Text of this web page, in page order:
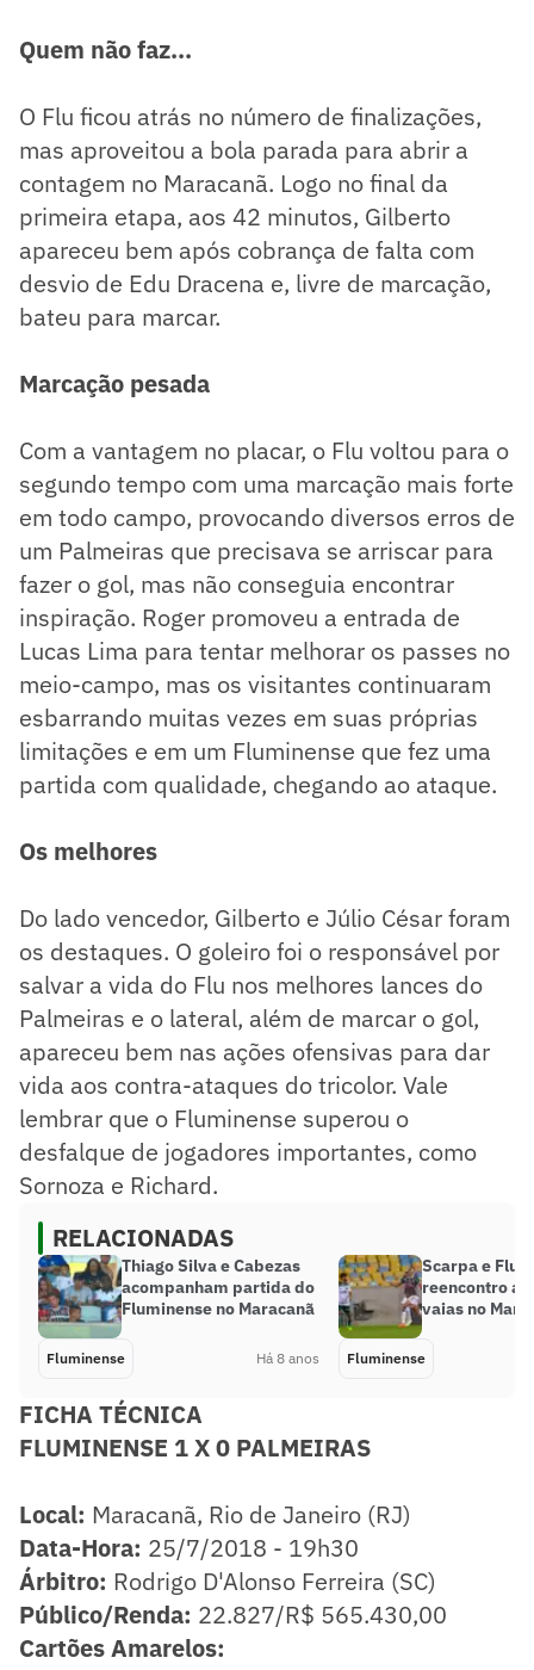
Quem não faz...
O Flu ficou atrás no número de finalizações,
mas aproveitou a bola parada para abrir a
contagem no Maracanã. Logo no final da
primeira etapa, aos 42 minutos, Gilberto
apareceu bem após cobrança de falta com
desvio de Edu Dracena e, livre de marcação,
bateu para marcar.
Marcação pesada
Com a vantagem no placar, o Flu voltou para o
segundo tempo com uma marcação mais forte
em todo campo, provocando diversos erros de
um Palmeiras que precisava se arriscar para
fazer o gol, mas não conseguia encontrar
inspiração. Roger promoveu a entrada de
Lucas Lima para tentar melhorar os passes no
meio-campo, mas os visitantes continuaram
esbarrando muitas vezes em suas próprias
limitações e em um Fluminense que fez uma
partida com qualidade, chegando ao ataque.
Os melhores
Do lado vencedor, Gilberto e Júlio César foram
os destaques. O goleiro foi o responsável por
salvar a vida do Flu nos melhores lances do
Palmeiras e o lateral, além de marcar o gol,
apareceu bem nas ações ofensivas para dar
vida aos contra-ataques do tricolor. Vale
lembrar que o Fluminense superou o
desfalque de jogadores importantes, como
Sornoza e Richard.
RELACIONADAS
Thiago Silva e Cabezas
acompanham partida do
Fluminense no Maracanã
Fluminense Há 8 anos
Scarpa e
reencontro
vaias no
Fluminense
FICHA TÉCNICA
​FLUMINENSE 1 X 0 PALMEIRAS
Local: Maracanã, Rio de Janeiro (RJ)
Data-Hora: 25/7/2018 - 19h30
Árbitro: Rodrigo D'Alonso Ferreira (SC)
Público/Renda: 22.827/R$ 565.430,00
Cartões Amarelos: